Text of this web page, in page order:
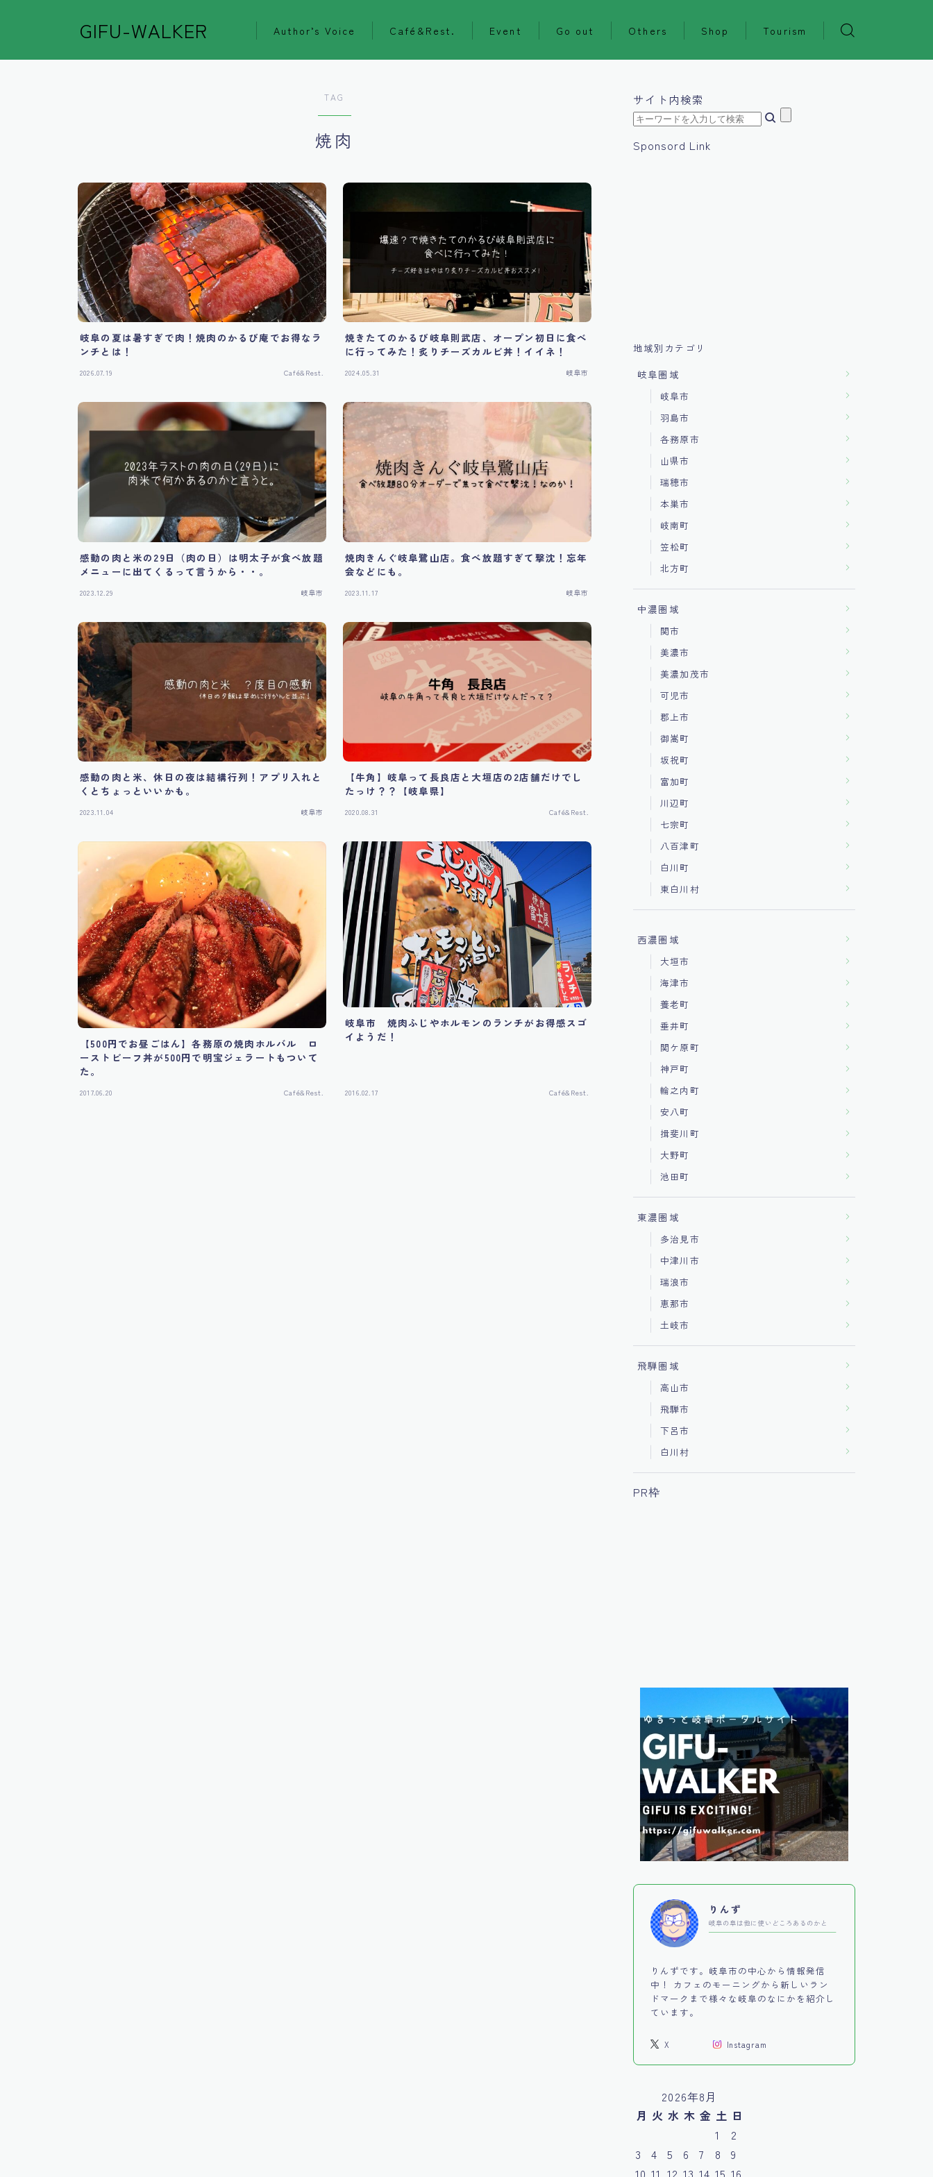
GIFU-WALKER Author’s Voice Café&Rest. Event Go out Others Shop Tourism
TAG
焼肉
岐阜の夏は暑すぎで肉！焼肉のかるび庵でお得なラ
ンチとは！
2026.07.19 Café&Rest.
焼きたてのかるび岐阜則武店、オープン初日に食べ
に行ってみた！炙りチーズカルビ丼！イイネ！
2024.05.31 岐阜市
感動の肉と米の29日（肉の日）は明太子が食べ放題
メニューに出てくるって言うから・・。
2023.12.29 岐阜市
焼肉きんぐ岐阜鷺山店。食べ放題すぎて撃沈！忘年
会などにも。
2023.11.17 岐阜市
感動の肉と米、休日の夜は結構行列！アプリ入れと
くとちょっといいかも。
2023.11.04 岐阜市
【牛角】岐阜って長良店と大垣店の2店舗だけでし
たっけ？？【岐阜県】
2020.08.31 Café&Rest.
【500円でお昼ごはん】各務原の焼肉ホルバル ロ
ーストビーフ丼が500円で明宝ジェラートもついて
た。
2017.06.20 Café&Rest.
岐阜市 焼肉ふじやホルモンのランチがお得感スゴ
イようだ！
2016.02.17 Café&Rest.
サイト内検索
Sponsord Link
地域別カテゴリ
岐阜圏域
岐阜市
羽島市
各務原市
山県市
瑞穂市
本巣市
岐南町
笠松町
北方町
中濃圏域
関市
美濃市
美濃加茂市
可児市
郡上市
御嵩町
坂祝町
富加町
川辺町
七宗町
八百津町
白川町
東白川村
西濃圏域
大垣市
海津市
養老町
垂井町
関ケ原町
神戸町
輪之内町
安八町
揖斐川町
大野町
池田町
東濃圏域
多治見市
中津川市
瑞浪市
恵那市
土岐市
飛騨圏域
高山市
飛騨市
下呂市
白川村
PR枠
りんず
岐阜の阜は他に使いどころあるのかと
りんずです。岐阜市の中心から情報発信
中！ カフェのモーニングから新しいラン
ドマークまで様々な岐阜のなにかを紹介し
ています。
X Instagram
2026年8月
月 火 水 木 金 土 日
1
2
3
4 5 6 7 8
9
10 11 12 13 14 15 16